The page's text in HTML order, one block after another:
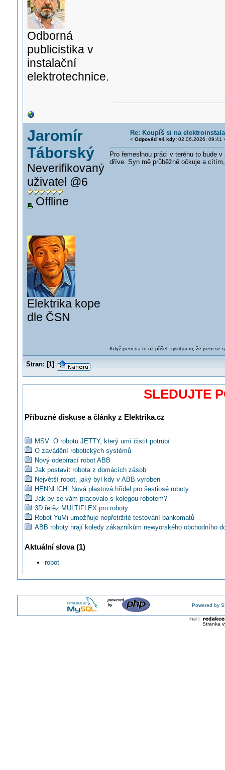
Odborná
publicistika v
instalační
elektrotechnice.
Jaromír
Táborský
Neverifikovaný
uživatel @6
Offline
Elektrika kope
dle ČSN
Re: Koupíš si na
« Odpověď #4 kdy:02.06.2026, 09:41
Pro řemeslnou práci v terénu to bude
dříve. Syn mě průběžně očkuje a
Když jsem na to už přišel, zjistil jsem, že jsem se
Stran: [1]
SLEDUJTE
Příbuzné diskuse a články z Elektrika.cz
MSV: O robotu JETTY, který umí čistit potrubí
O zavádění robotických systémů
Nový odebírací robot ABB
Jak postavit robota z domácích zásob
Největší robot, jaký byl kdy v ABB vyroben
HENNLICH: Nová plastová hřídel pro šestiosé roboty
Jak by se vám pracovalo s kolegou robotem?
3D řetěz MULTIFLEX pro roboty
Robot YuMi umožňuje nepřetržité testování bankomatů
ABB roboty hrají koledy zákazníkům newyorského obchodního
Svorky pro přívody energií ke kobotům
ABB dodá Volkswagenu 800 průmyslových robotů
DT#24: Představení novinek na Digistage MSV 2024
Aktuální slova (1)
robot
Powered by
Stránka